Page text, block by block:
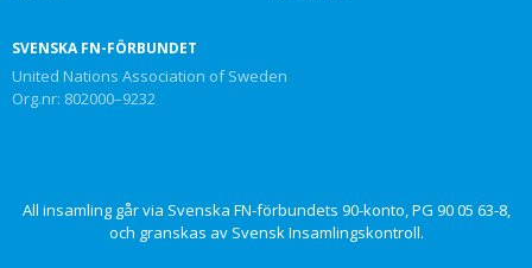
SVENSKA FN-FÖRBUNDET
United Nations Association of Sweden
Org.nr: 802000–9232
All insamling går via Svenska FN-förbundets 90-konto, PG 90 05 63-8,
och granskas av Svensk Insamlingskontroll.